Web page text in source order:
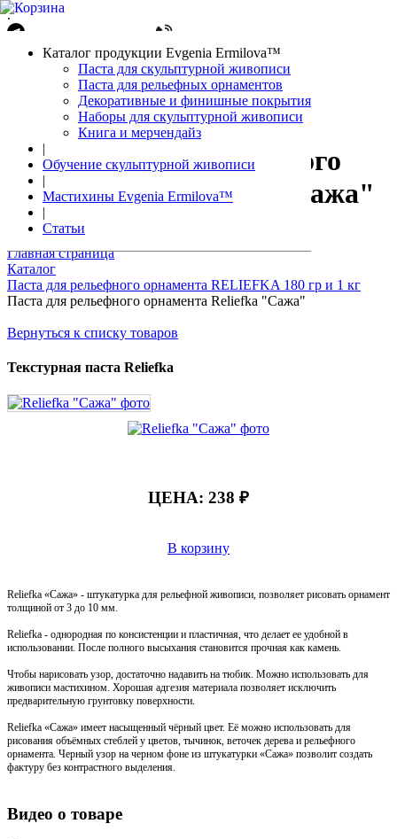
.
Авторизация
0 позиций
Каталог продукции Evgenia Ermilova™
Паста для скульптурной живописи
Паста для рельефных орнаментов
Декоративные и финишные покрытия
Наборы для скульптурной живописи
Книга и мерчендайз
|
Обучение скульптурной живописи
|
Мастихины Evgenia Ermilova™
|
Статьи
Паста для рельефного
орнамента Reliefka "Сажа"
Главная страница
Каталог
Паста для рельефного орнамента RELIEFKA 180 гр и 1 кг
Паста для рельефного орнамента Reliefka "Сажа"
Вернуться к списку товаров
Текстурная паста Reliefka
ЦЕНА: 238 ₽
В корзину
Reliefka «Сажа» - штукатурка для рельефной живописи, позволяет рисовать орнамент
толщиной от 3 до 10 мм.
Reliefka - однородная по консистенции и пластичная, что делает ее удобной в
использовании. После полного высыхания становится прочная как камень.
Чтобы нарисовать узор, достаточно надавить на тюбик. Можно использовать для
живописи мастихином. Хорошая адгезия материала позволяет исключить
предварительную грунтовку поверхности.
Reliefka «Сажа» имеет насыщенный чёрный цвет. Её можно использовать для
рисования объёмных стеблей у цветов, тычинок, веточек дерева и рельефного
орнамента. Черный узор на черном фоне из штукатурки «Сажа» позволит создать
фактуру без контрастного выделения.
Видео о товаре